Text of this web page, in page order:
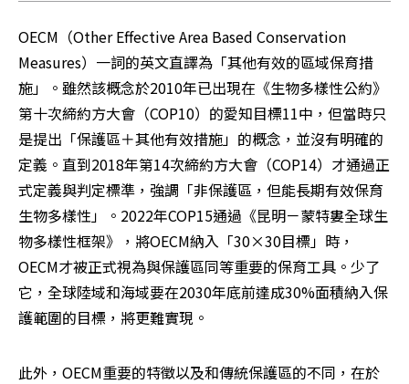
OECM（Other Effective Area Based Conservation
Measures）一詞的英文直譯為「其他有效的區域保育措
施」。雖然該概念於2010年已出現在《生物多樣性公約》
第十次締約方大會（COP10）的愛知目標11中，但當時只
是提出「保護區＋其他有效措施」的概念，並沒有明確的
定義。直到2018年第14次締約方大會（COP14）才通過正
式定義與判定標準，強調「非保護區，但能長期有效保育
生物多樣性」。2022年COP15通過《昆明－蒙特婁全球生
物多樣性框架》，將OECM納入「30×30目標」時，
OECM才被正式視為與保護區同等重要的保育工具。少了
它，全球陸域和海域要在2030年底前達成30%面積納入保
護範圍的目標，將更難實現。
此外，OECM重要的特徵以及和傳統保護區的不同，在於